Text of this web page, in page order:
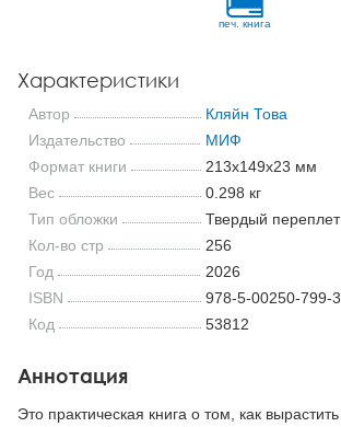
печ. книга
Характеристики
Автор
Кляйн Това
Издательство
МИФ
Формат книги
213x149x23 мм
Вес
0.298 кг
Тип обложки
Твердый переплет
Кол-во стр
256
Год
2026
ISBN
978-5-00250-799-3
Код
53812
Аннотация
Это практическая книга о том, как вырастить